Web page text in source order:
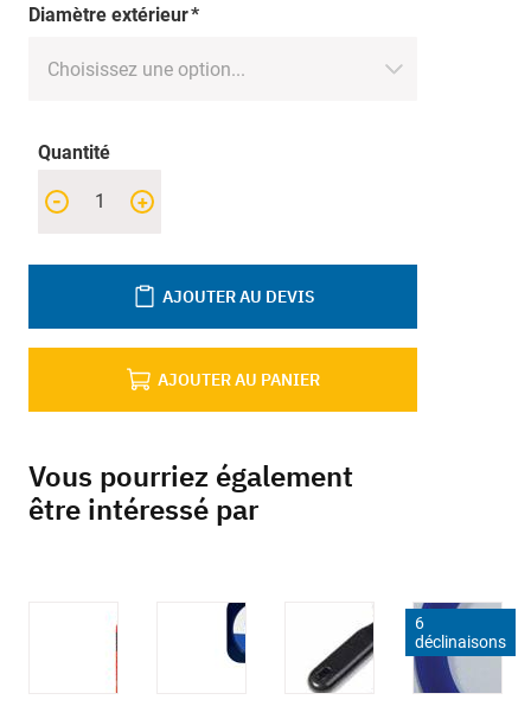
Diamètre extérieur
Quantité
+
-
AJOUTER AU PANIER
AJOUTER AU DEVIS
Vous pourriez également
être intéressé par
6
déclinaisons